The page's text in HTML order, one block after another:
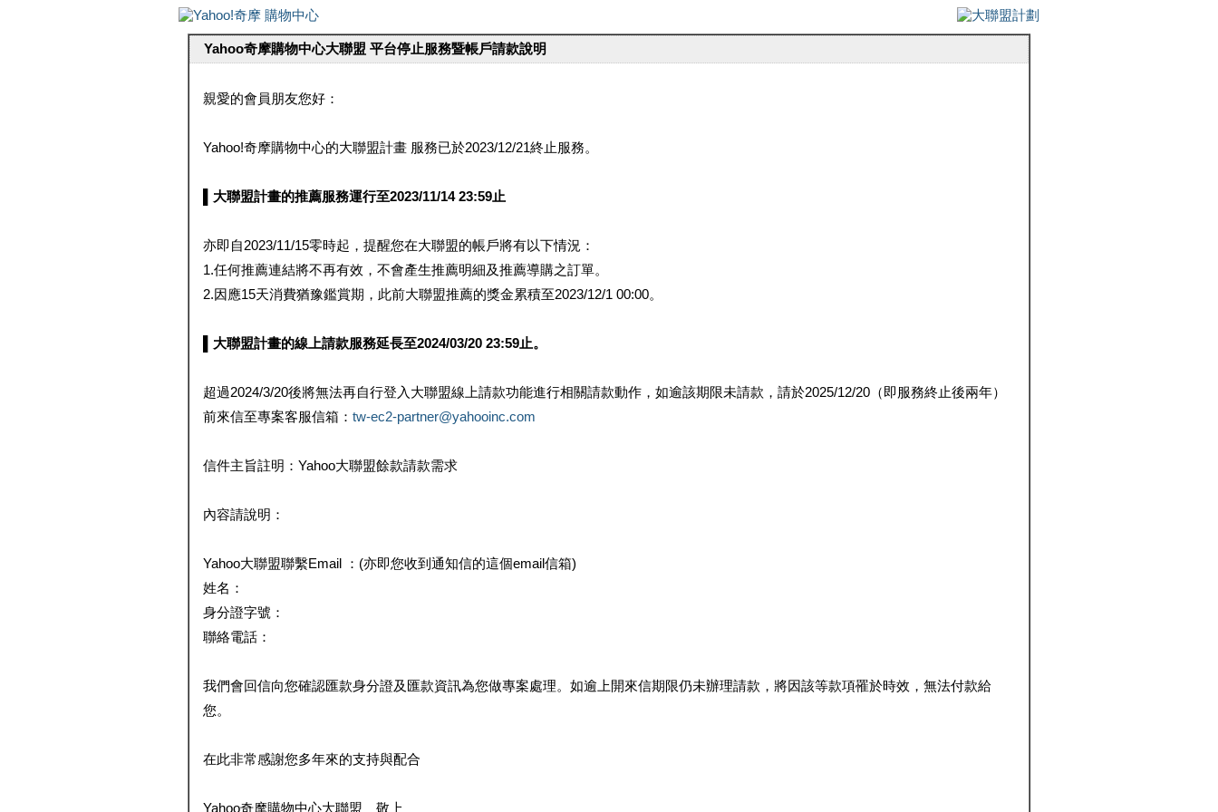
Yahoo奇摩購物中心大聯盟 平台停止服務暨帳戶請款說明
親愛的會員朋友您好：
Yahoo!奇摩購物中心的大聯盟計畫 服務已於2023/12/21終止服務。
▌大聯盟計畫的推薦服務運行至2023/11/14 23:59止
亦即自2023/11/15零時起，提醒您在大聯盟的帳戶將有以下情況：
1.任何推薦連結將不再有效，不會產生推薦明細及推薦導購之訂單。
2.因應15天消費猶豫鑑賞期，此前大聯盟推薦的獎金累積至2023/12/1 00:00。
▌大聯盟計畫的線上請款服務延長至2024/03/20 23:59止。
超過2024/3/20後將無法再自行登入大聯盟線上請款功能進行相關請款動作，如逾該期限未請款，請於2025/12/20（即服務終止後兩年）
前來信至專案客服信箱： tw-ec2-partner@yahooinc.com
信件主旨註明：Yahoo大聯盟餘款請款需求
內容請說明：
Yahoo大聯盟聯繫Email ：(亦即您收到通知信的這個email信箱)
姓名：
身分證字號：
聯絡電話：
我們會回信向您確認匯款身分證及匯款資訊為您做專案處理。如逾上開來信期限仍未辦理請款，將因該等款項罹於時效，無法付款給
您。
在此非常感謝您多年來的支持與配合
Yahoo奇摩購物中心大聯盟 敬上